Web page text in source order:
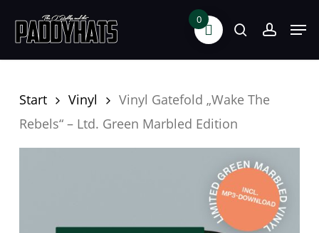
main
search
Start Vinyl
Vinyl Gatefold „Wake The
Rebels“ – Ltd. Green Marbled Edition
0